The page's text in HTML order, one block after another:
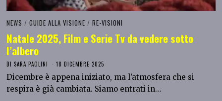
NEWS / GUIDE ALLA VISIONE / RE-VISIONI
Natale 2025, Film e Serie Tv da vedere sotto
l’albero
DI SARA PAOLINI 18 DICEMBRE 2025
Dicembre è appena iniziato, ma l’atmosfera che si
respira è già cambiata. Siamo entrati in…